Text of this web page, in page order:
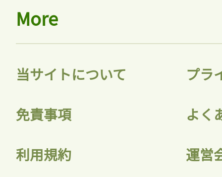
More
当サイトについて プラ
免責事項 よく
利用規約 運営